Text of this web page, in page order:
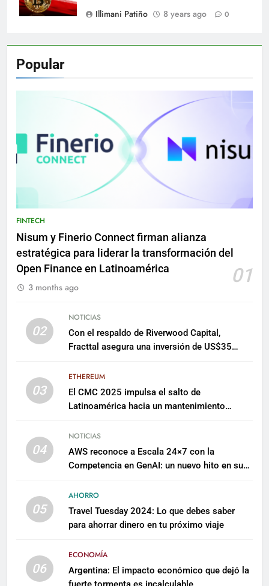
Illimani Patiño
8 years ago 0
Popular
FINTECH
Nisum y Finerio Connect firman alianza
estratégica para liderar la transformación del
Open Finance en Latinoamérica
01
3 months ago
02
NOTICIAS
Con el respaldo de Riverwood Capital,
Fracttal asegura una inversión de US$35
03
ETHEREUM
El CMC 2025 impulsa el salto de
Latinoamérica hacia un mantenimiento
04
NOTICIAS
AWS reconoce a Escala 24×7 con la
Competencia en GenAI: un nuevo hito en su
05
AHORRO
Travel Tuesday 2024: Lo que debes saber
para ahorrar dinero en tu próximo viaje
06
ECONOMÍA
Argentina: El impacto económico que dejó la